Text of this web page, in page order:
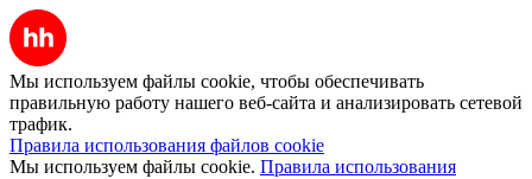
Мы используем файлы cookie, чтобы обеспечивать
правильную работу нашего веб-сайта и анализировать сетевой
трафик.
Правила использования файлов cookie
Мы используем файлы cookie. Правила использования